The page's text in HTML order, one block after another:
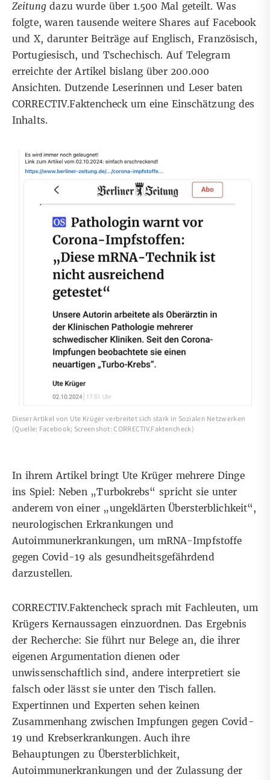
Zeitungdazu wurde über 1.500 Mal geteilt. Was
folgte, waren tausende weitere Shares auf Facebook
und X, darunter Beiträge auf Englisch,Französisch,
Portugiesisch, undTschechisch. Auf Telegram
erreichte der Artikel bislang über 200.000
Ansichten. Dutzende Leserinnen und Leser baten
CORRECTIV.Faktencheck um eine Einschätzung des
Inhalts.
Dieser Artikel von Ute Krüger verbreitet sich stark in Sozialen Netzwerken
(Quelle: Facebook; Screenshot: CORRECTIV.Faktencheck)
In ihrem Artikel bringt Ute Krüger mehrere Dinge
ins Spiel: Neben „Turbokrebs“ spricht sie unter
anderem von einer „ungeklärten Übersterblichkeit“,
neurologischen Erkrankungen und
Autoimmunerkrankungen, um mRNA-Impfstoffe
gegen Covid-19 als gesundheitsgefährdend
darzustellen.
CORRECTIV.Faktencheck sprach mit Fachleuten, um
Krügers Kernaussagen einzuordnen. Das Ergebnis
der Recherche: Sie führt nur Belege an, die ihrer
eigenen Argumentation dienen oder
unwissenschaftlich sind, andere interpretiert sie
falsch oder lässt sie unter den Tisch fallen.
Expertinnen und Experten sehen keinen
Zusammenhang zwischen Impfungen gegen Covid-
19 und Krebserkrankungen. Auch ihre
Behauptungen zu Übersterblichkeit,
Autoimmunerkrankungen und der Zulassung der